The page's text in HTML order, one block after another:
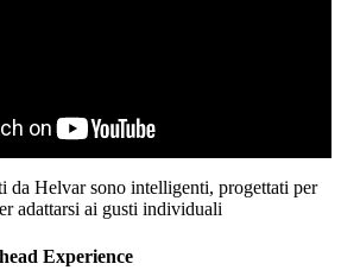
da Helvar sono intelligenti, progettati per
adattarsi ai gusti individuali
Experience